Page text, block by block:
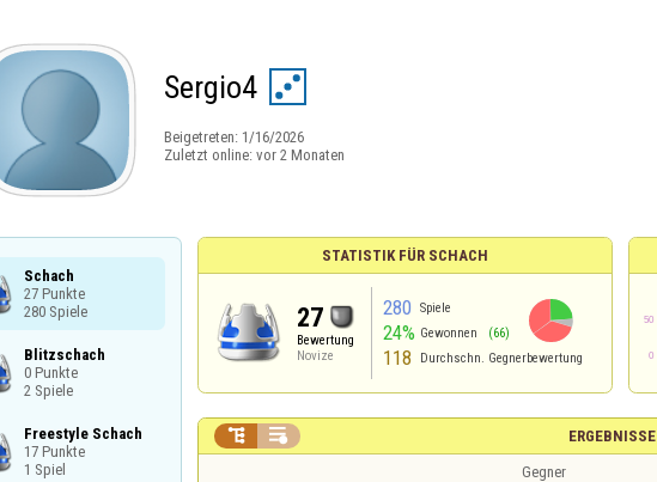
Sergio4
Beigetreten: 1/16/2026
Zuletzt online: vor 2 Monaten
Schach
27 Punkte
280 Spiele
Blitzschach
0 Punkte
2 Spiele
Freestyle Schach
17 Punkte
1 Spiel
STATISTIK FÜR SCHACH
27
Bewertung
Novize
280 Spiele
24% Gewonnen (66)
118 Durchschn. Gegnerbewertung
ERGEBNISSE
 
Gegner